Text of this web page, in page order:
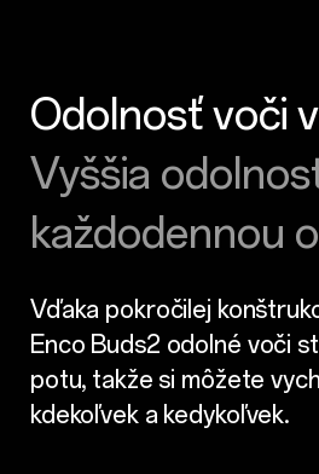
Odolnosť voči
Vyššia
každodennou
Vďaka pokročilej
Enco Buds2 odolné voči
potu, takže si môžete
kdekoľvek a kedykoľvek.